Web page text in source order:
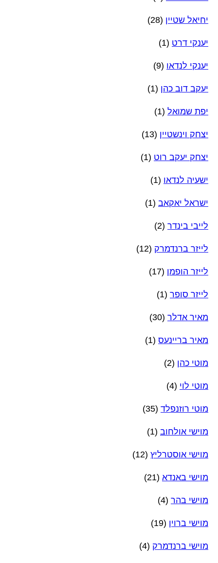
יחיאל שטיין (28)
יענקי דרט (1)
יענקי לנדאו (9)
יעקב דוב כהן (1)
יפת שמואל (1)
יצחק וינשטיין (13)
יצחק יעקב רוט (1)
ישעיה לנדאו (1)
ישראל יאקאב (1)
לייבי בינדר (2)
לייזר ברנדמרק (12)
לייזר הופמן (17)
לייזר סופר (1)
מאיר אדלר (30)
מאיר בריינעס (1)
מוטי כהן (2)
מוטי לוי (4)
מוטי רוזנפלד (35)
מוישי אולחוב (1)
מוישי אוסטרליץ (12)
מוישי באנדא (21)
מוישי בהר (4)
מוישי ברוין (19)
מוישי ברנדמרק (4)